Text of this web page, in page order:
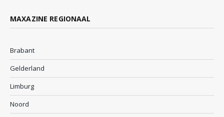
MAXAZINE REGIONAAL
Brabant
Gelderland
Limburg
Noord